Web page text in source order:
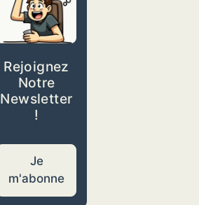
Rejoignez
Notre
Newsletter
!
Je
m'abonne